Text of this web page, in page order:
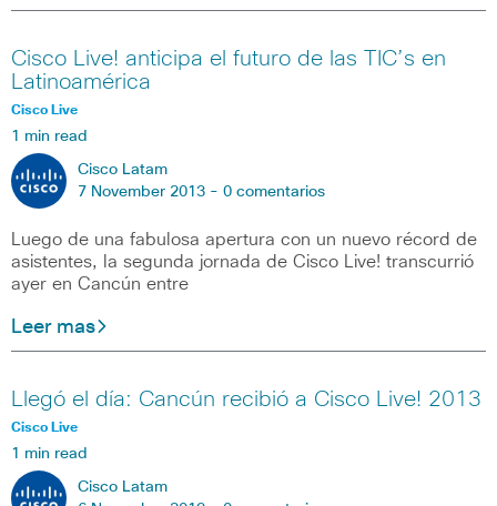
Cisco Live! anticipa el futuro de las TIC’s en
Latinoamérica
Cisco Live
1 min read
Cisco Latam
7 November 2013 - 0 comentarios
Luego de una fabulosa apertura con un nuevo récord de
asistentes, la segunda jornada de Cisco Live! transcurrió
ayer en Cancún entre
Leer mas
Llegó el día: Cancún recibió a Cisco Live! 2013
Cisco Live
1 min read
Cisco Latam